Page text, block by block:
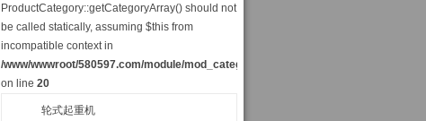
ProductCategory::getCategoryArray() should not
be called statically, assuming $this from
incompatible context in
/www/wwwroot/580597.com/module/mod_category_p.php
on line 20
轮式起重机